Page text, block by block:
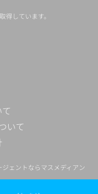
得しています。
いて
ェントならマスメディアン